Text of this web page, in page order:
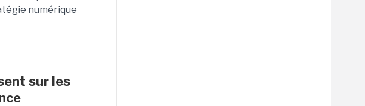
numérique
sur les